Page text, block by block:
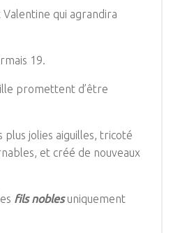
Valentine qui agrandira
19.
promettent d’être
plus jolies aiguilles, tricoté
et créé de nouveaux
fils noblesuniquement